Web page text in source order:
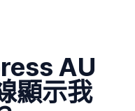
AU
顯示我